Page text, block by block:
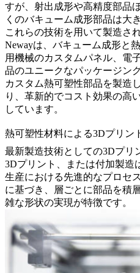
すが、射出成形や高精度部品
くのバキューム成形部品は大
これらの技術を用いて製造さ
Newayは、バキューム成形と
用機械のカスタムパネル、電
品のユニークなパッケージン
カスタム熱可塑性部品を製造
り、革新的でコスト効果の高
しています。
熱可塑性材料による3Dプリン
最新製造技術としての3Dプリ
3Dプリント、または付加製造
生産における先進的なプロセ
に基づき、層ごとに部品を積
雑な形状の実現が特徴です。